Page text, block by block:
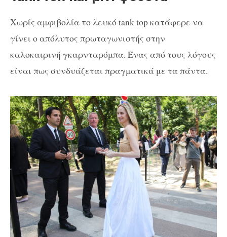
Χωρίς αμφιβολία το λευκό tank top κατάφερε να
γίνει ο απόλυτος πρωταγωνιστής στην
καλοκαιρινή γκαρνταρόμπα. Ένας από τους λόγους
είναι πως συνδυάζεται πραγματικά με τα πάντα.